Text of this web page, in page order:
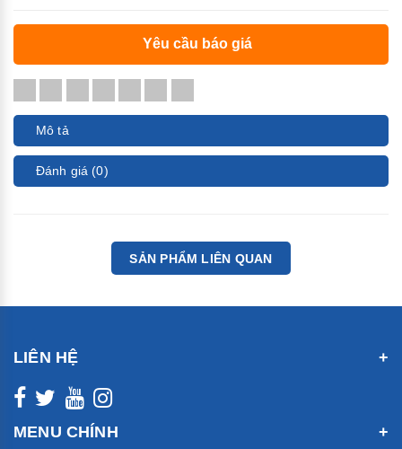
Yêu cầu báo giá
Mô tả
Đánh giá (0)
SẢN PHẨM LIÊN QUAN
LIÊN HỆ
MENU CHÍNH